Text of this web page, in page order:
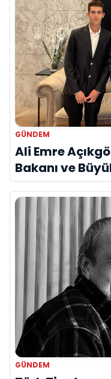
GÜNDEM
Ali Emre
Bakanı ve
Bir Araya Geldi
GÜNDEM